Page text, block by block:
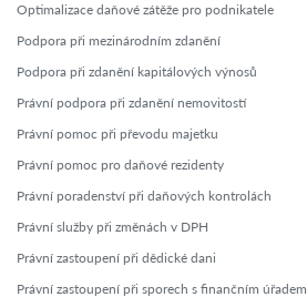
Optimalizace daňové zátěže pro podnikatele
Podpora při mezinárodním zdanění
Podpora při zdanění kapitálových výnosů
Právní podpora při zdanění nemovitostí
Právní pomoc při převodu majetku
Právní pomoc pro daňové rezidenty
Právní poradenství při daňových kontrolách
Právní služby při změnách v DPH
Právní zastoupení při dědické dani
Právní zastoupení při sporech s finančním úřadem